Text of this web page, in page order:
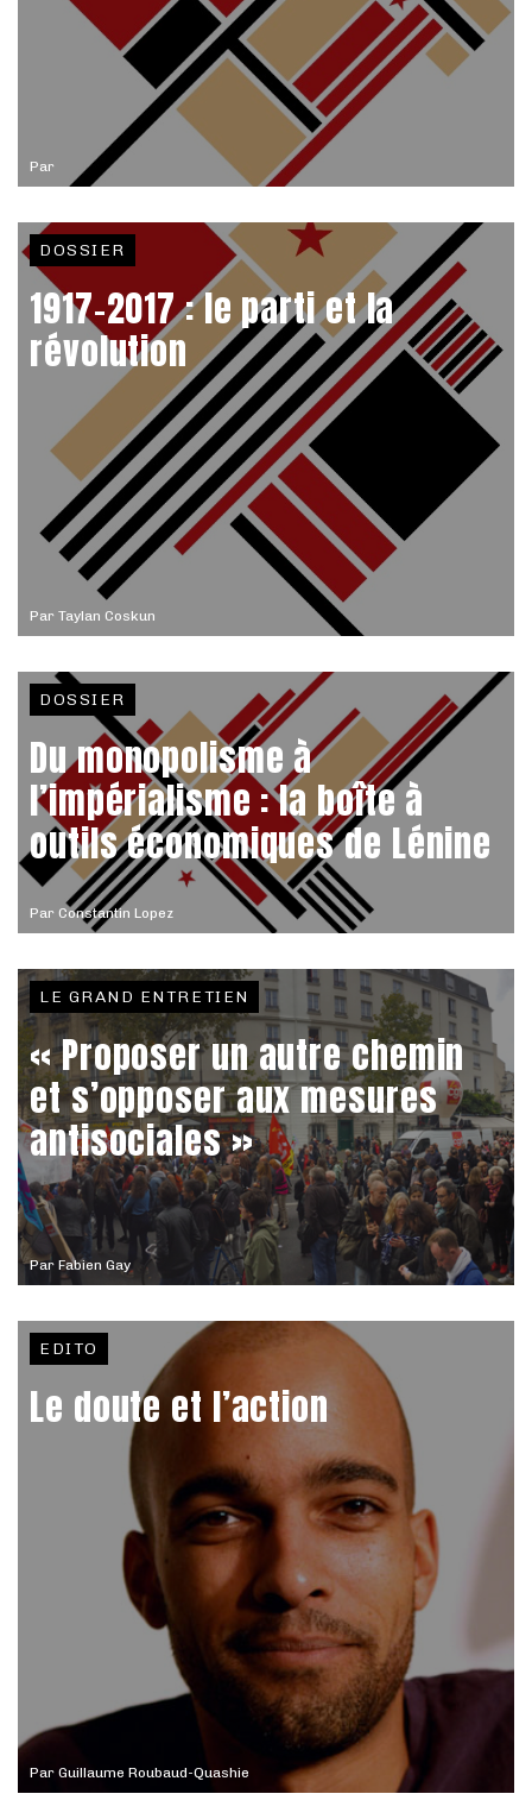
Par
Par Taylan Coskun
DOSSIER
1917-2017 : le parti et la
révolution
Par Constantin Lopez
DOSSIER
Du monopolisme à
l’impérialisme : la boîte à
outils économiques de Lénine
Par Fabien Gay
LE GRAND ENTRETIEN
« Proposer un autre chemin
et s’opposer aux mesures
antisociales »
Par Guillaume Roubaud-Quashie
EDITO
Le doute et l’action